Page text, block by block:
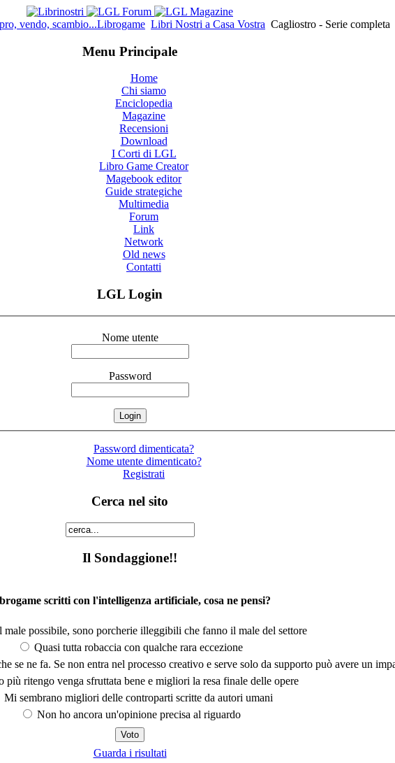
vendo, scambio...Librogame Libri Nostri a Casa Vostra Cagliostro - Serie completa
Menu Principale
Home
Chi siamo
Enciclopedia
Magazine
Recensioni
Download
I Corti di LGL
Libro Game Creator
Magebook editor
Guide strategiche
Multimedia
Forum
Link
Network
Old news
Contatti
LGL Login
Nome utente
Password
Password dimenticata?
Nome utente dimenticato?
Registrati
Cerca nel sito
Il Sondaggione!!
scritti con l'intelligenza artificiale, cosa ne pensi?
male possibile, sono porcherie illeggibili che fanno il male del settore
Quasi tutta robaccia con qualche rara eccezione
se ne fa. Se non entra nel processo creativo e serve solo da supporto può avere un
più ritengo venga sfruttata bene e migliori la resa finale delle opere
Mi sembrano migliori delle controparti scritte da autori umani
Non ho ancora un'opinione precisa al riguardo
Guarda i risultati